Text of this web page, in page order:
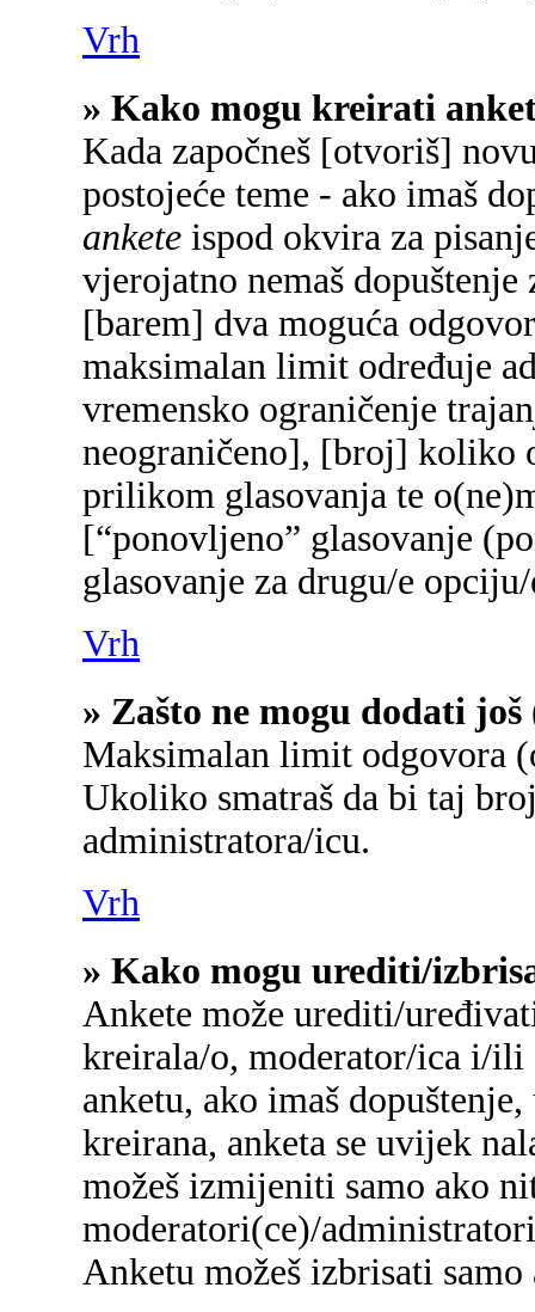
Vrh
» Kako mogu kreirati
Kada započneš [otvoriš]
postojeće teme - ako imaš
ankete ispod okvira za
vjerojatno nemaš
[barem] dva moguća
maksimalan limit određuje
vremensko ograničenje
neograničeno], [broj] koliko
prilikom glasovanja te
[“ponovljeno” glasovanje
glasovanje za drugu/e
Vrh
» Zašto ne mogu dodati
Maksimalan limit odgovora
Ukoliko smatraš da bi taj
administratora/icu.
Vrh
» Kako mogu urediti/
Ankete može urediti/
kreirala/o, moderator/ica i/
anketu, ako imaš
kreirana, anketa se uvijek
možeš izmijeniti samo ako
moderatori(ce)/
Anketu možeš izbrisati